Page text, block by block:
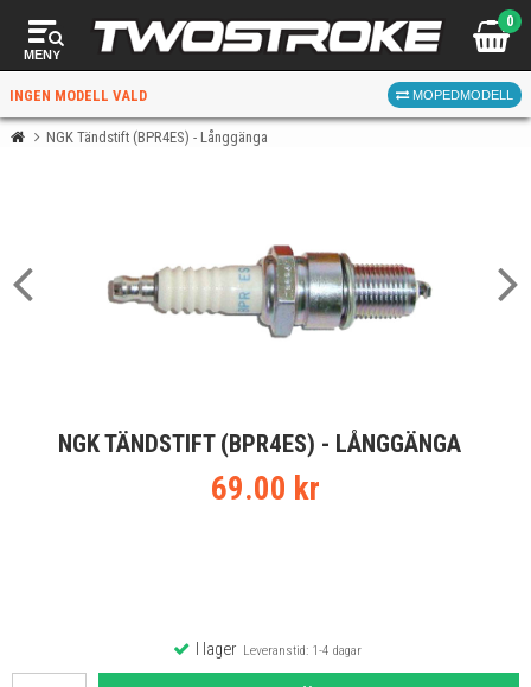
MENY
0
INGEN MODELL VALD MOPEDMODELL
När du valt kommer butiken visa delar för vald moped
och universella produkter.
NGK Tändstift (BPR4ES) - Långgänga
NGK TÄNDSTIFT (BPR4ES) - LÅNGGÄNGA
69.00 kr
I lagerLeveranstid: 1-4 dagar